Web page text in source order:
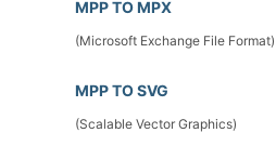
MPP TO MPX
(Microsoft Exchange File Format)
MPP TO SVG
(Scalable Vector Graphics)